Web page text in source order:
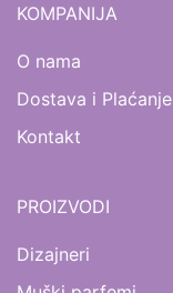
KOMPANIJA
O nama
Dostava i Plaćanje
Kontakt
PROIZVODI
Dizajneri